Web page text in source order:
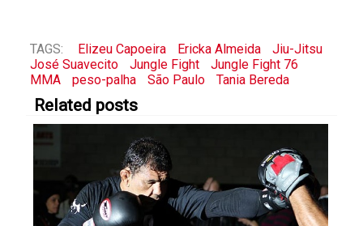
TAGS: Elizeu Capoeira Ericka Almeida
Jiu-Jitsu
José Suavecito
Jungle Fight
Jungle Fight 76
MMA
peso-palha São Paulo Tania Bereda
Related posts